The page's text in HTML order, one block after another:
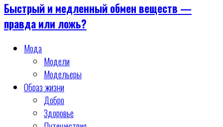
Быстрый и медленный обмен веществ —
правда или ложь?
Мода
Модели
Модельеры
Образ жизни
Добро
Здоровье